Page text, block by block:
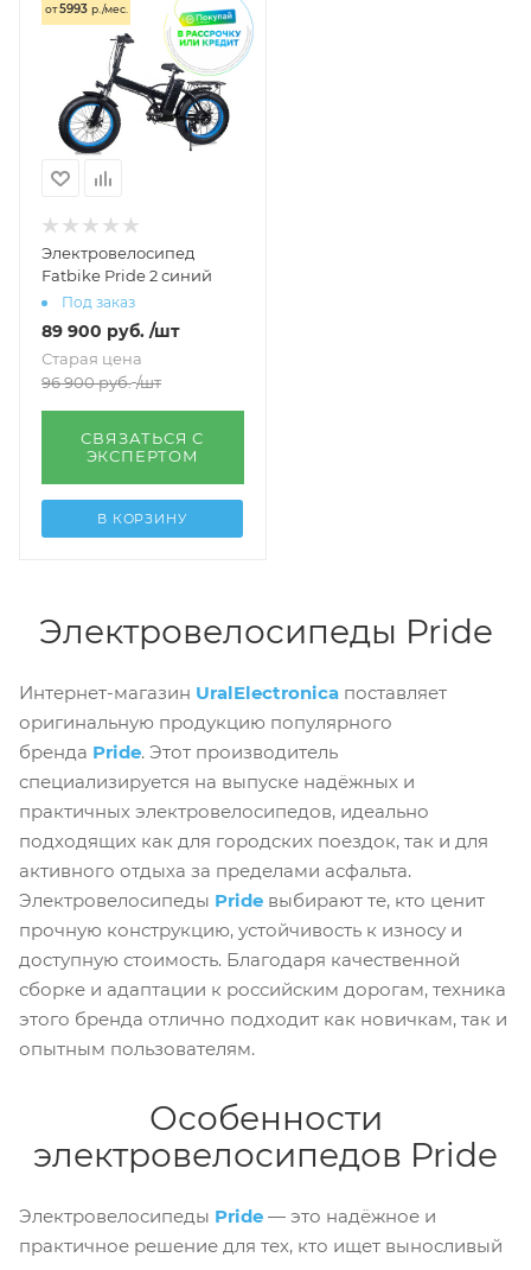
от5993 р./мес.
Электровелосипед
Fatbike Pride 2 синий
Под заказ
89 900 руб. /шт
Старая цена
96 900руб. /шт
СВЯЗАТЬСЯ С
ЭКСПЕРТОМ
В КОРЗИНУ
Электровелосипеды Pride
Интернет-магазин UralElectronica поставляет
оригинальную продукцию популярного
бренда Pride. Этот производитель
специализируется на выпуске надёжных и
практичных электровелосипедов, идеально
подходящих как для городских поездок, так и для
активного отдыха за пределами асфальта.
Электровелосипеды Pride выбирают те, кто ценит
прочную конструкцию, устойчивость к износу и
доступную стоимость. Благодаря качественной
сборке и адаптации к российским дорогам, техника
этого бренда отлично подходит как новичкам, так и
опытным пользователям.
Особенности
электровелосипедов Pride
Электровелосипеды Pride — это надёжное и
практичное решение для тех, кто ищет выносливый